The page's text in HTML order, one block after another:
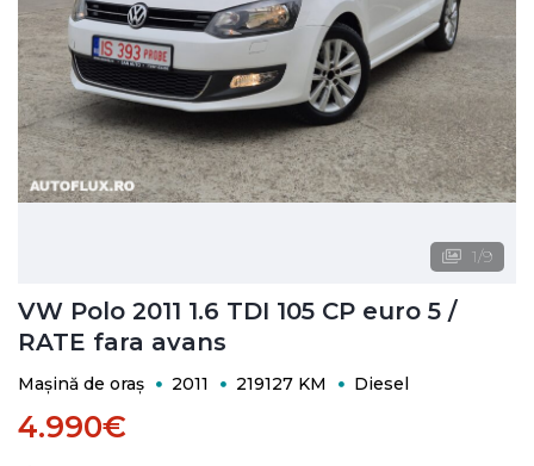
1/9
VW Polo 2011 1.6 TDI 105 CP euro 5 /
RATE fara avans
Mașină de oraș 2011 219127 KM Diesel
4.990€